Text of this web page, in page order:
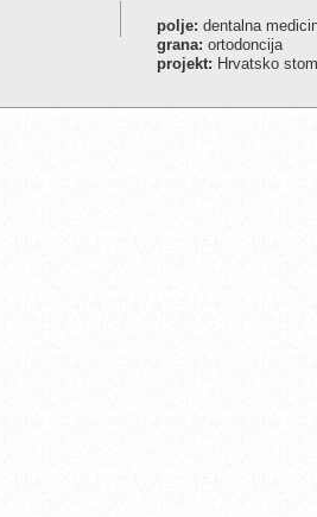
polje: dentalna
grana: ortodoncija
projekt: Hrvatsko